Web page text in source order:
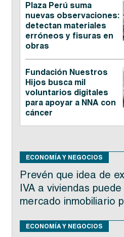
Plaza Perú suma
nuevas observaciones:
detectan materiales
erróneos y fisuras en
obras
Fundación Nuestros
Hijos busca mil
voluntarios digitales
para apoyar a NNA con
cáncer
ECONOMÍA Y NEGOCIOS
Prevén que idea de
IVA a viviendas
mercado inmobiliario
ECONOMÍA Y NEGOCIOS